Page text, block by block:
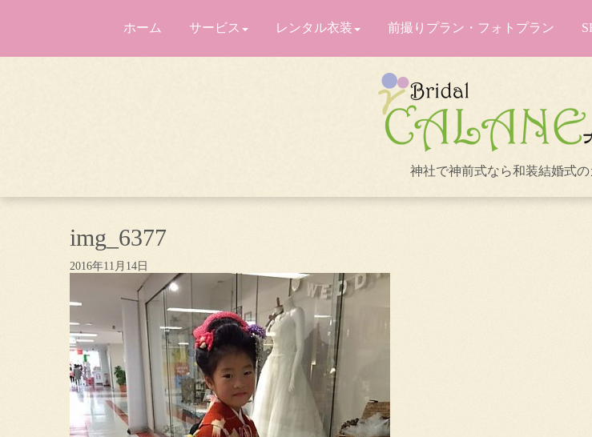
ホーム サービス レンタル衣装 前撮りプラン・フォトプラン
神社で神前式なら和装結婚式
img_6377
2016年11月14日